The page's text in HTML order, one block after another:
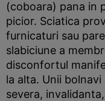
(coboara) pana in
picior. Sciatica
furnicaturi sau
slabiciune a
disconfortul
la alta. Unii
severa,